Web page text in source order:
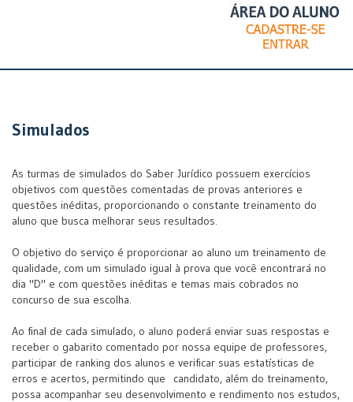
Simulados
As turmas de simulados do Saber Jurídico possuem exercícios
objetivos com questões comentadas de provas anteriores e
questões inéditas, proporcionando o constante treinamento do
aluno que busca melhorar seus resultados.
O objetivo do serviço é proporcionar ao aluno um treinamento de
qualidade, com um simulado igual à prova que você encontrará no
dia "D" e com questões inéditas e temas mais cobrados no
concurso de sua escolha.
Ao final de cada simulado, o aluno poderá enviar suas respostas e
receber o gabarito comentado por nossa equipe de professores,
participar de ranking dos alunos e verificar suas estatísticas de
erros e acertos, permitindo que candidato, além do treinamento,
possa acompanhar seu desenvolvimento e rendimento nos estudos,